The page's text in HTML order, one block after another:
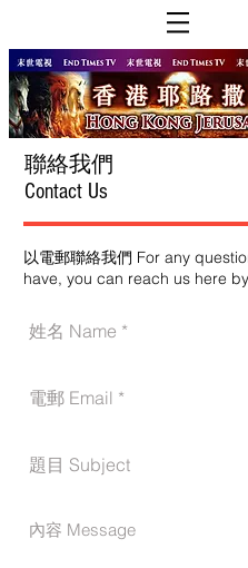
聯絡我們
Contact Us
以電郵聯絡我們 For any
have, you can reach us here